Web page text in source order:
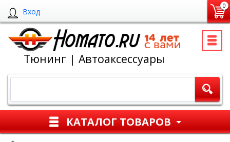
Вход
0
Тюнинг | Автоаксессуары
КАТАЛОГ ТОВАРОВ